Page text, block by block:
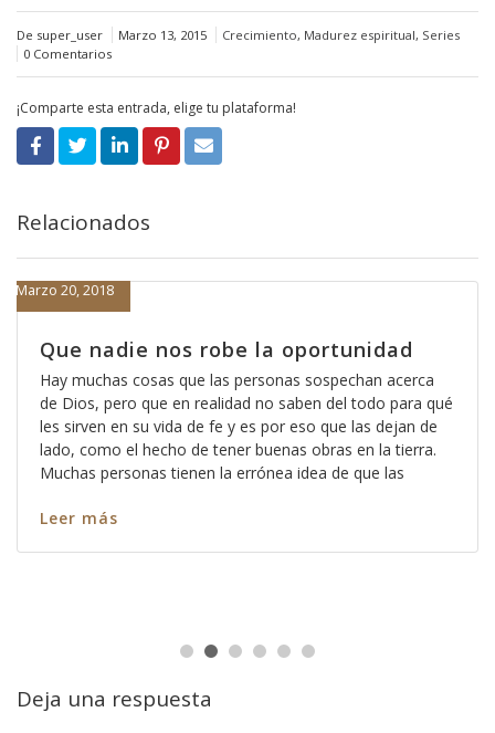
De super_user Marzo 13, 2015 Crecimiento, Madurez espiritual, Series
0 Comentarios
¡Comparte esta entrada, elige tu plataforma!
Relacionados
Que nadie nos robe la oportunidad
Marzo 20, 2018
Hay muchas cosas que las personas sospechan acerca
de Dios, pero que en realidad no saben del todo para qué
les sirven en su vida de fe y es por eso que las dejan de
lado, como el hecho de tener buenas obras en la tierra.
Muchas personas tienen la errónea idea de que las
Leer más
Deja una respuesta